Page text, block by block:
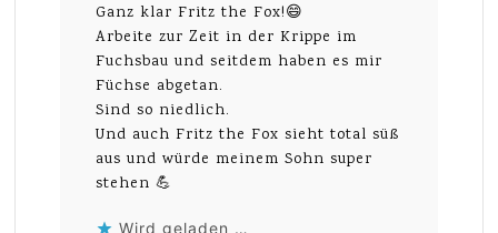
Ganz klar Fritz the Fox!😄
Arbeite zur Zeit in der Krippe im
Fuchsbau und seitdem haben es mir
Füchse abgetan.
Sind so niedlich.
Und auch Fritz the Fox sieht total süß
aus und würde meinem Sohn super
stehen 💪
Wird geladen …